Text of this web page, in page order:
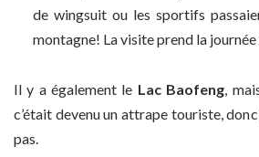
de wingsuit ou les sportifs
montagne! La visite prend la
Il y a également le Lac Baofeng ,
c’était devenu un attrape touriste,
pas.